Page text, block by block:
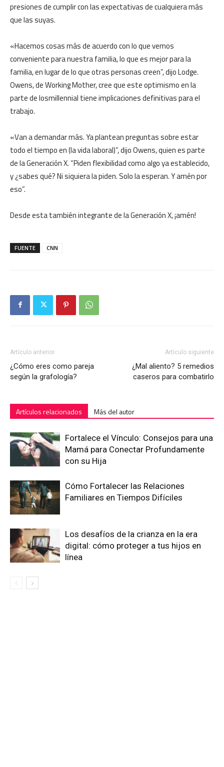
presiones de cumplir con las expectativas de cualquiera más
que las suyas.
«Hacemos cosas más de acuerdo con lo que vemos
conveniente para nuestra familia, lo que es mejor para la
familia, en lugar de lo que otras personas creen”, dijo Lodge.
Owens, de Working Mother, cree que este optimismo en la
parte de losmillennial tiene implicaciones definitivas para el
trabajo.
«Van a demandar más. Ya plantean preguntas sobre estar
todo el tiempo en (la vida laboral)”, dijo Owens, quien es parte
de la Generación X. “Piden flexibilidad como algo ya establecido,
y ¿sabes qué? Ni siquiera la piden. Solo la esperan. Y amén por
eso”.
Desde esta también integrante de la Generación X, ¡amén!
FUENTE CNN
Artículo anterior
¿Cómo eres como pareja
según la grafología?
Artículo siguiente
¿Mal aliento? 5 remedios
caseros para combatirlo
Artículos relacionados Más del autor
Fortalece el Vínculo: Consejos para una
Mamá para Conectar Profundamente
con su Hija
Cómo Fortalecer las Relaciones
Familiares en Tiempos Difíciles
Los desafíos de la crianza en la era
digital: cómo proteger a tus hijos en
línea